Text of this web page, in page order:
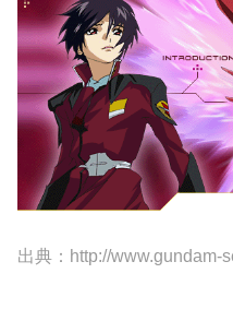
出典：http://www.gundam-